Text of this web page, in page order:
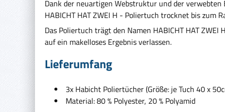
Dank der neuartigen Webstruktur und der
HABICHT HAT ZWEI H - Poliertuch trocknet bis
Das Poliertuch trägt den Namen HABICHT HAT
auf ein makelloses Ergebnis verlassen.
Lieferumfang
3x Habicht Poliertücher (Größe: je Tuch 40 x
Material: 80 % Polyester, 20 % Polyamid